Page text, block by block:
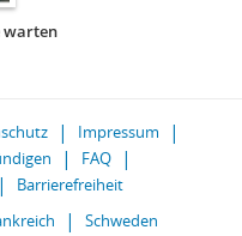
warten
Impressum
FAQ
Barrierefreiheit
Schweden